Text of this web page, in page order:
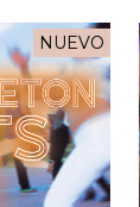
NUEVO